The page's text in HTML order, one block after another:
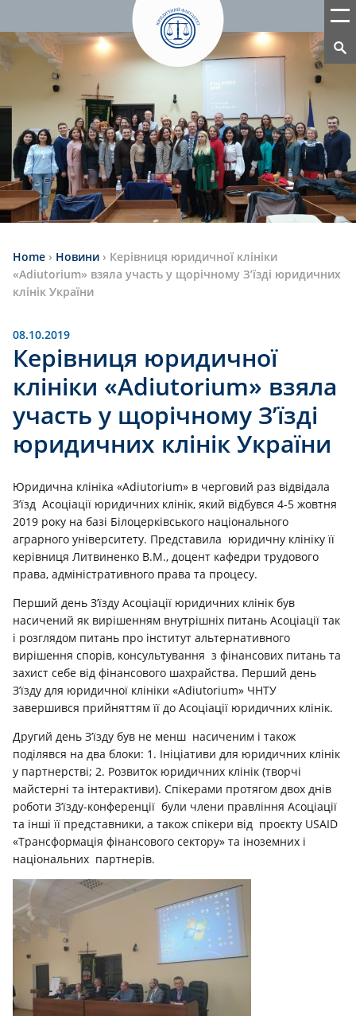
Home › Новини › Керівниця юридичної клініки
«Adiutorium» взяла участь у щорічному З’їзді юридичних
клінік України
08.10.2019
Керівниця юридичної
клініки «Adiutorium» взяла
участь у щорічному З’їзді
юридичних клінік України
Юридична клініка «Adiutorium» в черговий раз відвідала
З’їзд Асоціації юридичних клінік, який відбувся 4-5 жовтня
2019 року на базі Білоцерківського національного
аграрного університету. Представила юридичну клініку її
керівниця Литвиненко В.М., доцент кафедри трудового
права, адміністративного права та процесу.
Перший день З’їзду Асоціації юридичних клінік був
насичений як вирішенням внутрішніх питань Асоціації так
і розглядом питань про інститут альтернативного
вирішення спорів, консультування з фінансових питань та
захист себе від фінансового шахрайства. Перший день
З’їзду для юридичної клініки «Adiutorium» ЧНТУ
завершився прийняттям її до Асоціації юридичних клінік.
Другий день З’їзду був не менш насиченим і також
поділявся на два блоки: 1. Ініціативи для юридичних клінік
у партнерстві; 2. Розвиток юридичних клінік (творчі
майстерні та інтерактиви). Спікерами протягом двох днів
роботи З’їзду-конференції були члени правління Асоціації
та інші її представники, а також спікери від проєкту USAID
«Трансформація фінансового сектору» та іноземних і
національних партнерів.